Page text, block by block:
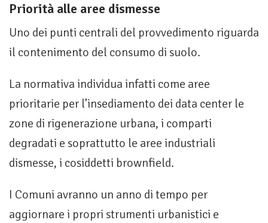
Priorità alle aree dismesse
Uno dei punti centrali del provvedimento riguarda
il contenimento del consumo di suolo.
La normativa individua infatti come aree
prioritarie per l’insediamento dei data center le
zone di rigenerazione urbana, i comparti
degradati e soprattutto le aree industriali
dismesse, i cosiddetti brownfield.
I Comuni avranno un anno di tempo per
aggiornare i propri strumenti urbanistici e